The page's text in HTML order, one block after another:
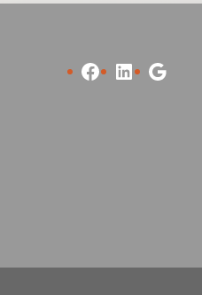
Facebook
LinkedIn
Google